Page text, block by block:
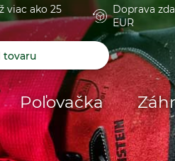
viac ako 25
Doprava
EUR
Poľovačka